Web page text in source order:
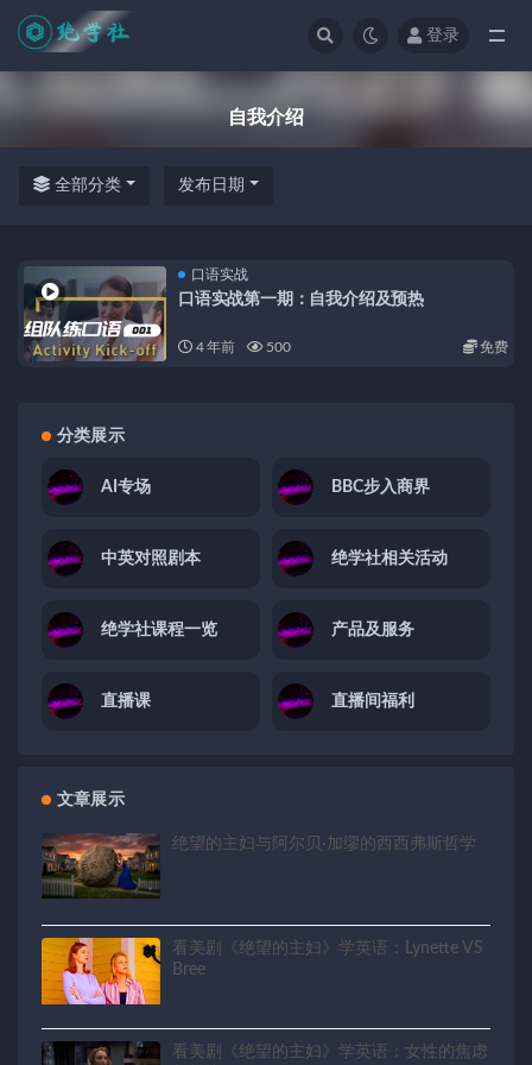
登录
自我介绍
全部分类 发布日期
口语实战
口语实战第一期：自我介绍及预热
4 年前 500 免费
分类展示
AI专场 BBC步入商界
中英对照剧本 绝学社相关活动
绝学社课程一览 产品及服务
直播课 直播间福利
文章展示
绝望的主妇与阿尔贝·加缪的西西弗斯哲学
看美剧《绝望的主妇》学英语：Lynette VS
Bree
看美剧《绝望的主妇》学英语：女性的焦虑